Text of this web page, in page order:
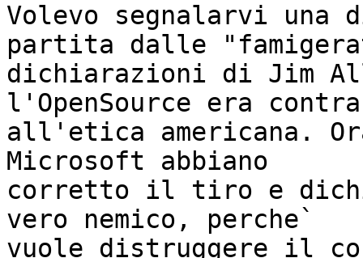
Volevo segnalarvi una
partita dalle
dichiarazioni di Jim
l'OpenSource era
all'etica americana.
Microsoft abbiano
corretto il tiro e
vero nemico, perche`
vuole distruggere il